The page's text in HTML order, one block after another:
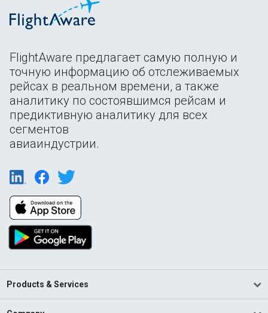
FlightAware предлагает самую полную и
точную информацию об отслеживаемых
рейсах в реальном времени, а также
аналитику по состоявшимся рейсам и
предиктивную аналитику для всех
сегментов
авиаиндустрии.
Products & Services